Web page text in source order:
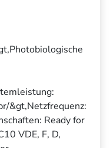
&gt,Netzfrequenz:
Ready for
VDE, F, D,